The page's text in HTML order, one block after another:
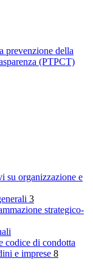
prevenzione della
(PTPCT)
su organizzazione e
3
strategico-
codice di condotta
e imprese 8